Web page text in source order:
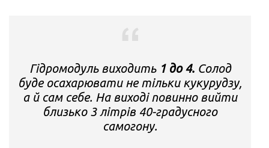
Гідромодуль виходить 1 до 4.Солод
буде осахарювати не тільки кукурудзу,
а й сам себе. На виході повинно вийти
близько 3 літрів 40-градусного
самогону.